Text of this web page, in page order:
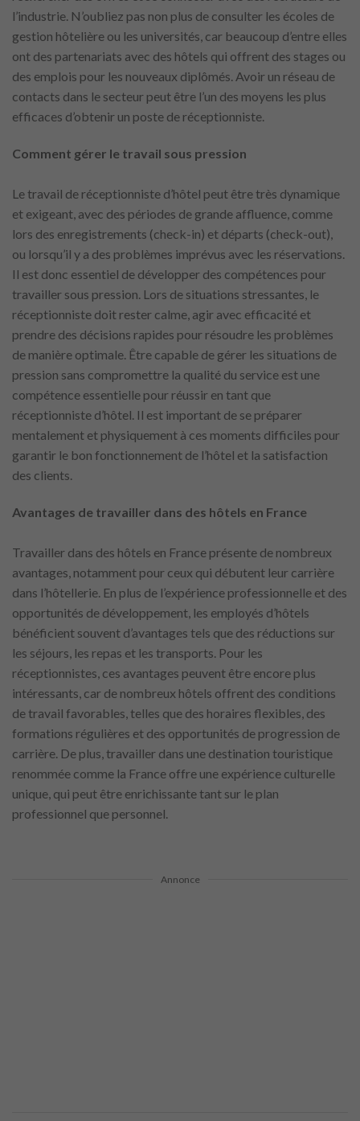
l’industrie. N’oubliez pas non plus de consulter les écoles de
gestion hôtelière ou les universités, car beaucoup d’entre elles
ont des partenariats avec des hôtels qui offrent des stages ou
des emplois pour les nouveaux diplômés. Avoir un réseau de
contacts dans le secteur peut être l’un des moyens les plus
efficaces d’obtenir un poste de réceptionniste.
Comment gérer le travail sous pression
Le travail de réceptionniste d’hôtel peut être très dynamique
et exigeant, avec des périodes de grande affluence, comme
lors des enregistrements (check-in) et départs (check-out),
ou lorsqu’il y a des problèmes imprévus avec les réservations.
Il est donc essentiel de développer des compétences pour
travailler sous pression. Lors de situations stressantes, le
réceptionniste doit rester calme, agir avec efficacité et
prendre des décisions rapides pour résoudre les problèmes
de manière optimale. Être capable de gérer les situations de
pression sans compromettre la qualité du service est une
compétence essentielle pour réussir en tant que
réceptionniste d’hôtel. Il est important de se préparer
mentalement et physiquement à ces moments difficiles pour
garantir le bon fonctionnement de l’hôtel et la satisfaction
des clients.
Avantages de travailler dans des hôtels en France
Travailler dans des hôtels en France présente de nombreux
avantages, notamment pour ceux qui débutent leur carrière
dans l’hôtellerie. En plus de l’expérience professionnelle et des
opportunités de développement, les employés d’hôtels
bénéficient souvent d’avantages tels que des réductions sur
les séjours, les repas et les transports. Pour les
réceptionnistes, ces avantages peuvent être encore plus
intéressants, car de nombreux hôtels offrent des conditions
de travail favorables, telles que des horaires flexibles, des
formations régulières et des opportunités de progression de
carrière. De plus, travailler dans une destination touristique
renommée comme la France offre une expérience culturelle
unique, qui peut être enrichissante tant sur le plan
professionnel que personnel.
Annonce